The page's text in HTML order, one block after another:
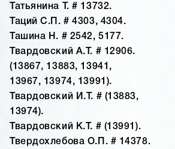
Татьянина Т. # 13732.
Таций С.П. # 4303, 4304.
Ташина Н. # 2542, 5177.
Твардовский А.Т. # 12906.
(13867, 13883, 13941,
13967, 13974, 13991).
Твардовский И.Т. # (13883,
13974).
Твардовский К.Т. # (13991).
Твердохлебова О.П. # 14378.